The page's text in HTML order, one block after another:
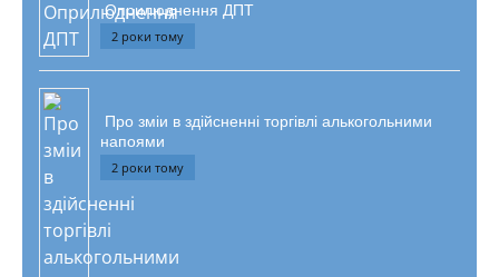
Оприлюднення ДПТ
2 роки тому
Про зміи в здійсненні торгівлі алькогольними
напоями
2 роки тому